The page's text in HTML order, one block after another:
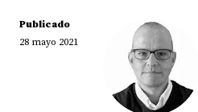
Publicado
28 mayo 2021